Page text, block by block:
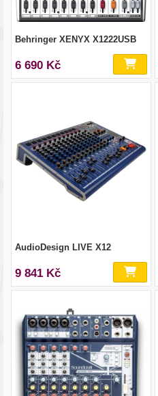
Behringer XENYX X1222USB
6 690 Kč
AudioDesign LIVE X12
9 841 Kč